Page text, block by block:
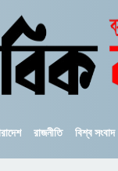
রাজনীতি বিশ্ব সংবাদ